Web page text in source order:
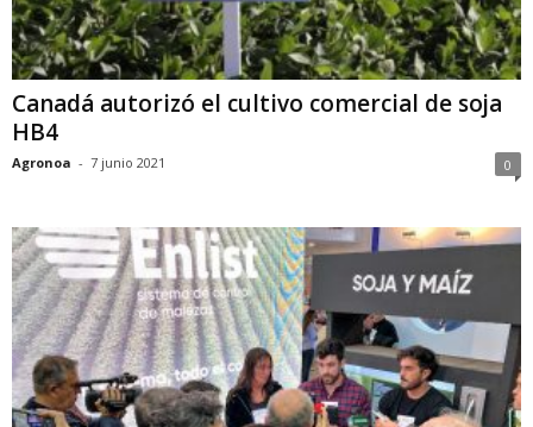
Canadá autorizó el cultivo comercial de soja
HB4
Agronoa - 7 junio 2021 0